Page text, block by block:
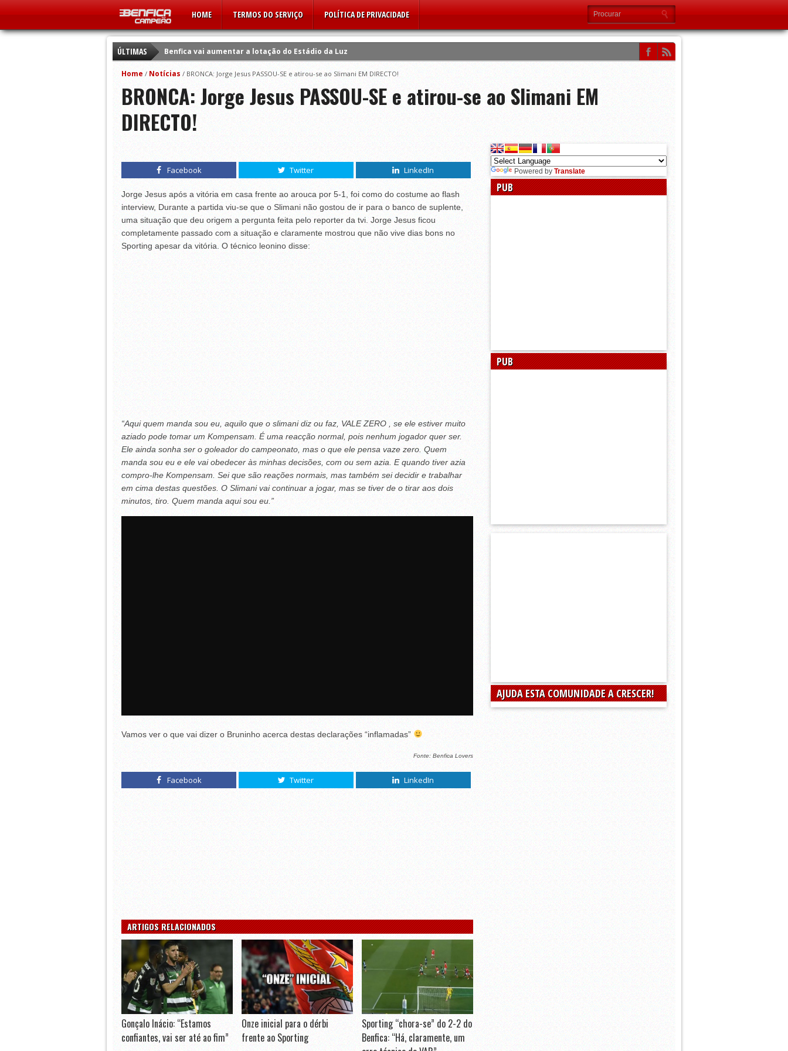
HOME TERMOS DO SERVIÇO POLÍTICA DE PRIVACIDADE
ÚLTIMAS
Benfica vai aumentar a lotação do Estádio da Luz
Benfica perto dos €100 milhões de encaixe
Benfica prepara-se para encaixar 500 milhões em 5 anos
Benfica multado em 3.762 euros
Benfica multado em 1.910 euros por comportamento incorreto do público
Benfica multado em mais de 7500 euros
Vitória e Benfica com mais multas a caminho
Benfica acelera contrato de direitos televisivos
Home / Notícias / BRONCA: Jorge Jesus PASSOU-SE e atirou-se ao Slimani EM DIRECTO!
BRONCA: Jorge Jesus PASSOU-SE e atirou-se ao Slimani EM
DIRECTO!
Facebook Twitter LinkedIn
Jorge Jesus após a vitória em casa frente ao arouca por 5-1, foi como do costume ao flash
interview, Durante a partida viu-se que o Slimani não gostou de ir para o banco de suplente,
uma situação que deu origem a pergunta feita pelo reporter da tvi. Jorge Jesus ficou
completamente passado com a situação e claramente mostrou que não vive dias bons no
Sporting apesar da vitória. O técnico leonino disse:
“Aqui quem manda sou eu, aquilo que o slimani diz ou faz, VALE ZERO , se ele estiver muito
aziado pode tomar um Kompensam. É uma reacção normal, pois nenhum jogador quer ser.
Ele ainda sonha ser o goleador do campeonato, mas o que ele pensa vaze zero. Quem
manda sou eu e ele vai obedecer às minhas decisões, com ou sem azia. E quando tiver azia
compro-lhe Kompensam. Sei que são reações normais, mas também sei decidir e trabalhar
em cima destas questões. O Slimani vai continuar a jogar, mas se tiver de o tirar aos dois
minutos, tiro. Quem manda aqui sou eu.”
Vamos ver o que vai dizer o Bruninho acerca destas declarações “inflamadas”
Fonte: Benfica Lovers
Facebook Twitter LinkedIn
ARTIGOS RELACIONADOS
Gonçalo Inácio: “Estamos
confiantes, vai ser até ao fim”
Onze inicial para o dérbi
frente ao Sporting
Sporting “chora-se” do 2-2 do
Benfica: “Há, claramente, um
Powered by Translate
PUB
PUB
AJUDA ESTA COMUNIDADE A CRESCER!